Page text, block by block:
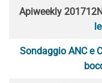
Articoli
Apiweekly
Sondaggio ANC e